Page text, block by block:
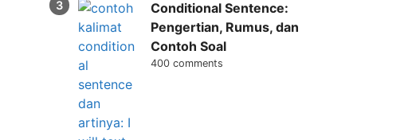
Conditional Sentence:
Pengertian, Rumus, dan
Contoh Soal
400 comments